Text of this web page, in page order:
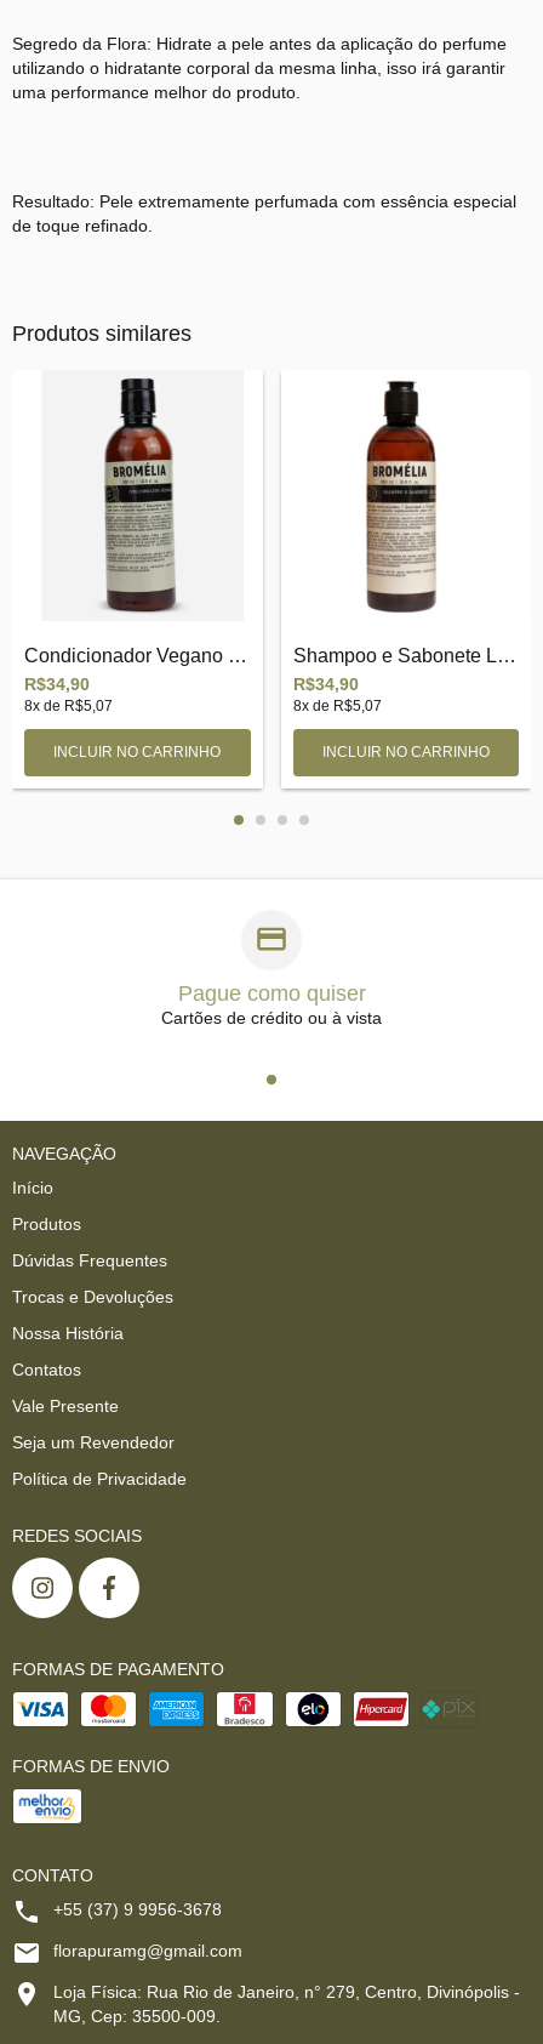
Segredo da Flora: Hidrate a pele antes da aplicação do perfume
utilizando o hidratante corporal da mesma linha, isso irá garantir
uma performance melhor do produto.
Resultado: Pele extremamente perfumada com essência especial
de toque refinado.
Produtos similares
Condicionador Vegano Bromélia
R$34,90
8x de R$5,07
Shampoo e Sabonete Liquido Bromélia
R$34,90
8x de R$5,07
Pague como quiser
Cartões de crédito ou à vista
NAVEGAÇÃO
Início
Produtos
Dúvidas Frequentes
Trocas e Devoluções
Nossa História
Contatos
Vale Presente
Seja um Revendedor
Política de Privacidade
REDES SOCIAIS
FORMAS DE PAGAMENTO
FORMAS DE ENVIO
CONTATO
+55 (37) 9 9956-3678
florapuramg@gmail.com
Loja Física: Rua Rio de Janeiro, n° 279, Centro, Divinópolis -
MG, Cep: 35500-009.